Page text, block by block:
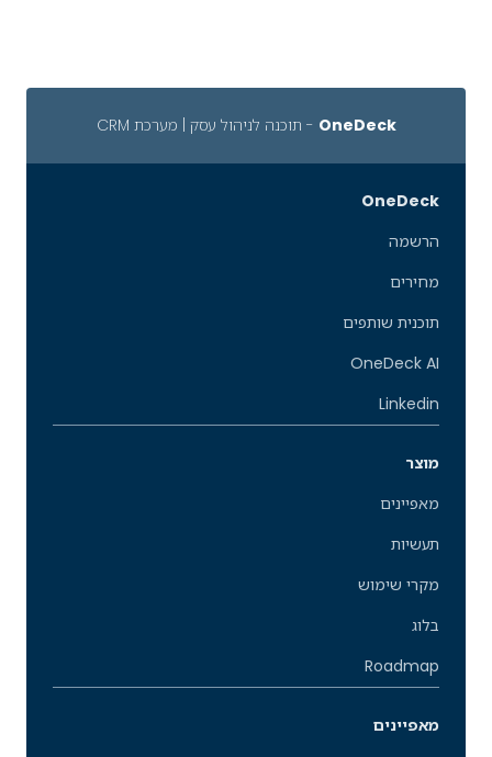
OneDeck - תוכנה לניהול עסק | מערכת CRM
OneDeck
הרשמה
מחירים
תוכנית שותפים
OneDeck AI
Linkedin
מוצר
מאפיינים
תעשיות
מקרי שימוש
בלוג
Roadmap
מאפיינים